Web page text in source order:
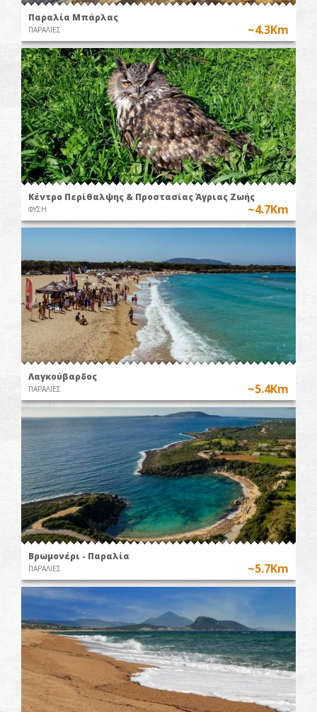
Παραλία Μπάρλας
ΠΑΡΑΛΙΕΣ ~4.3Km
Κέντρο Περίθαλψης & Προστασίας Άγριας Ζωής
ΦΥΣΗ ~4.7Km
Λαγκούβαρδος
ΠΑΡΑΛΙΕΣ ~5.4Km
Βρωμονέρι - Παραλία
ΠΑΡΑΛΙΕΣ ~5.7Km